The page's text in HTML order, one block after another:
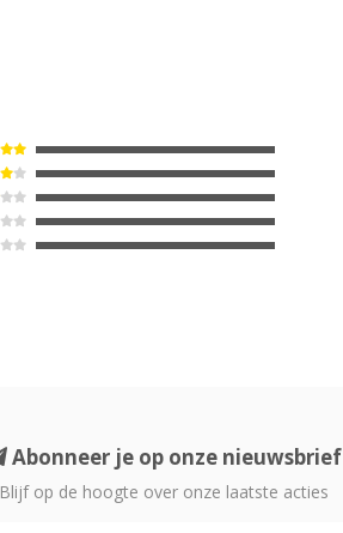
Abonneer je op onze nieuwsbrief
Blijf op de hoogte over onze laatste acties